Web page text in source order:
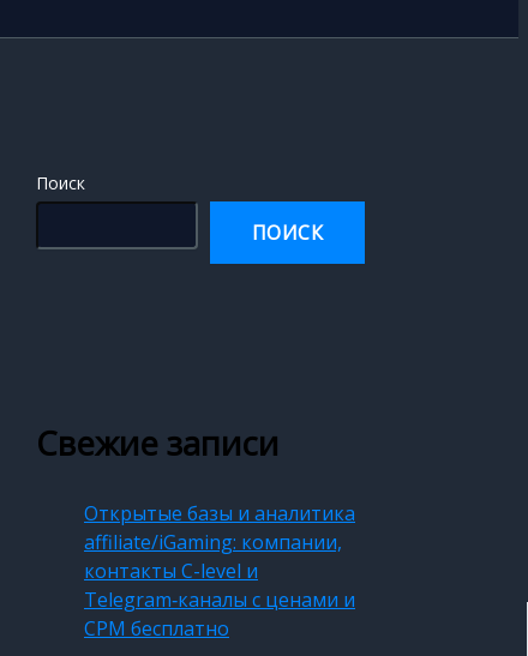
Поиск
ПОИСК
Свежие записи
Открытые базы и аналитика
affiliate/iGaming: компании,
контакты C-level и
Telegram‑каналы с ценами и
CPM бесплатно